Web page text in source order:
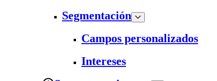
Segmentación
Campos personalizados
Intereses